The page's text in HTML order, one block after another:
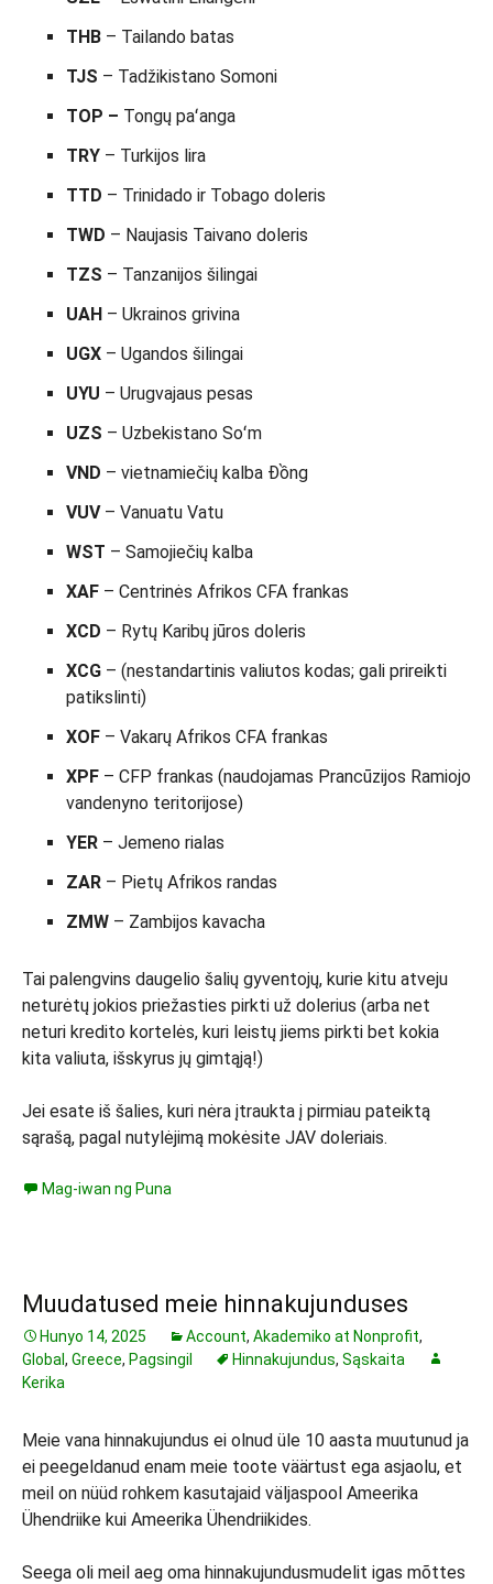
THB – Tailando batas
TJS – Tadžikistano Somoni
TOP – Tongų paʻanga
TRY – Turkijos lira
TTD – Trinidado ir Tobago doleris
TWD – Naujasis Taivano doleris
TZS – Tanzanijos šilingai
UAH – Ukrainos grivina
UGX – Ugandos šilingai
UYU – Urugvajaus pesas
UZS – Uzbekistano Soʻm
VND – vietnamiečių kalba Đồng
VUV– Vanuatu Vatu
WST – Samojiečių kalba
XAF – Centrinės Afrikos CFA frankas
XCD – Rytų Karibų jūros doleris
XCG – (nestandartinis valiutos kodas; gali prireikti
patikslinti)
XOF – Vakarų Afrikos CFA frankas
XPF – CFP frankas (naudojamas Prancūzijos Ramiojo
vandenyno teritorijose)
YER – Jemeno rialas
ZAR – Pietų Afrikos randas
ZMW – Zambijos kavacha
Tai palengvins daugelio šalių gyventojų, kurie kitu atveju
neturėtų jokios priežasties pirkti už dolerius (arba net
neturi kredito kortelės, kuri leistų jiems pirkti bet kokia
kita valiuta, išskyrus jų gimtąją!)
Jei esate iš šalies, kuri nėra įtraukta į pirmiau pateiktą
sąrašą, pagal nutylėjimą mokėsite JAV doleriais.
Mag-iwan ng Puna
Muudatused meie hinnakujunduses
Hunyo 14, 2025 Account, Akademiko at Nonprofit,
Global , Greece, Pagsingil Hinnakujundus, Sąskaita
Kerika
Meie vana hinnakujundus ei olnud üle 10 aasta muutunud ja
ei peegeldanud enam meie toote väärtust ega asjaolu, et
meil on nüüd rohkem kasutajaid väljaspool Ameerika
Ühendriike kui Ameerika Ühendriikides.
Seega oli meil aeg oma hinnakujundusmudelit igas mõttes